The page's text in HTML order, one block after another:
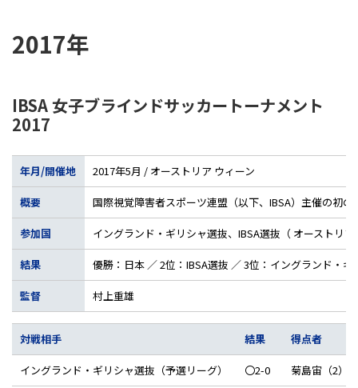
2017年
IBSA 女子ブラインドサッカートーナメント
2017
年月/開催地 2017年5月 / オーストリア ウィーン
概要 国際視覚障害者スポーツ連盟（以下、IBSA）主催の初
参加国 イングランド・ギリシャ選抜、IBSA選抜（ オーストリ
結果 優勝：日本 ／ 2位：IBSA選抜 ／ 3位：イングランド・
監督 村上重雄
対戦相手 結果 得点者
イングランド・ギリシャ選抜（予選リーグ） 〇2-0 菊島宙（2）